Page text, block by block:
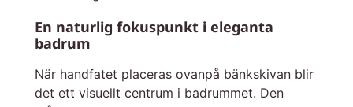
En naturlig fokuspunkt i eleganta
badrum
När handfatet placeras ovanpå bänkskivan blir
det ett visuellt centrum i badrummet. Den